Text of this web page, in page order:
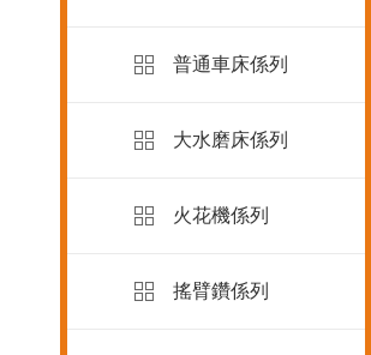
普通車床係列
大水磨床係列
火花機係列
搖臂鑽係列